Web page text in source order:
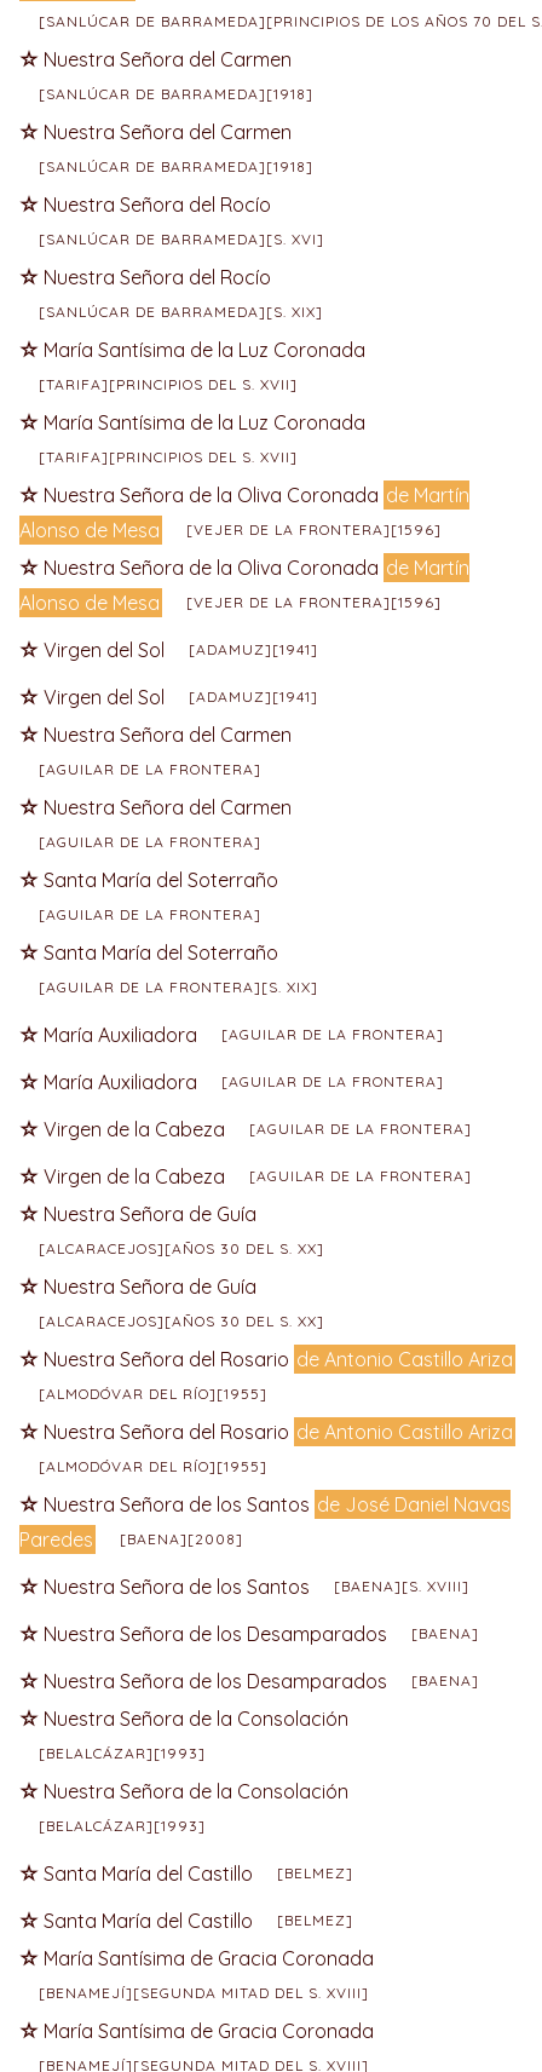
[SANLÚCAR DE BARRAMEDA][PRINCIPIOS DE LOS AÑOS 70 DEL
Nuestra Señora del Carmen
[SANLÚCAR DE BARRAMEDA][1918]
Nuestra Señora del Carmen
[SANLÚCAR DE BARRAMEDA][1918]
Nuestra Señora del Rocío
[SANLÚCAR DE BARRAMEDA][S. XVI]
Nuestra Señora del Rocío
[SANLÚCAR DE BARRAMEDA][S. XIX]
María Santísima de la Luz Coronada
[TARIFA][PRINCIPIOS DEL S. XVII]
María Santísima de la Luz Coronada
[TARIFA][PRINCIPIOS DEL S. XVII]
Nuestra Señora de la Oliva Coronada de Martín
Alonso de Mesa
[VEJER DE LA FRONTERA][1596]
Nuestra Señora de la Oliva Coronada de Martín
Alonso de Mesa
[VEJER DE LA FRONTERA][1596]
Virgen del Sol [ADAMUZ][1941]
Virgen del Sol [ADAMUZ][1941]
Nuestra Señora del Carmen
[AGUILAR DE LA FRONTERA]
Nuestra Señora del Carmen
[AGUILAR DE LA FRONTERA]
Santa María del Soterraño
[AGUILAR DE LA FRONTERA]
Santa María del Soterraño
[AGUILAR DE LA FRONTERA][S. XIX]
María Auxiliadora [AGUILAR DE LA FRONTERA]
María Auxiliadora [AGUILAR DE LA FRONTERA]
Virgen de la Cabeza [AGUILAR DE LA FRONTERA]
Virgen de la Cabeza [AGUILAR DE LA FRONTERA]
Nuestra Señora de Guía
[ALCARACEJOS][AÑOS 30 DEL S. XX]
Nuestra Señora de Guía
[ALCARACEJOS][AÑOS 30 DEL S. XX]
Nuestra Señora del Rosario de Antonio Castillo Ariza
[ALMODÓVAR DEL RÍO][1955]
Nuestra Señora del Rosario de Antonio Castillo Ariza
[ALMODÓVAR DEL RÍO][1955]
Nuestra Señora de los Santos de José Daniel Navas
Paredes
[BAENA][2008]
Nuestra Señora de los Santos [BAENA][S. XVIII]
Nuestra Señora de los Desamparados [BAENA]
Nuestra Señora de los Desamparados [BAENA]
Nuestra Señora de la Consolación
[BELALCÁZAR][1993]
Nuestra Señora de la Consolación
[BELALCÁZAR][1993]
Santa María del Castillo [BELMEZ]
Santa María del Castillo [BELMEZ]
María Santísima de Gracia Coronada
[BENAMEJÍ][SEGUNDA MITAD DEL S. XVIII]
María Santísima de Gracia Coronada
[BENAMEJÍ][SEGUNDA MITAD DEL S. XVIII]